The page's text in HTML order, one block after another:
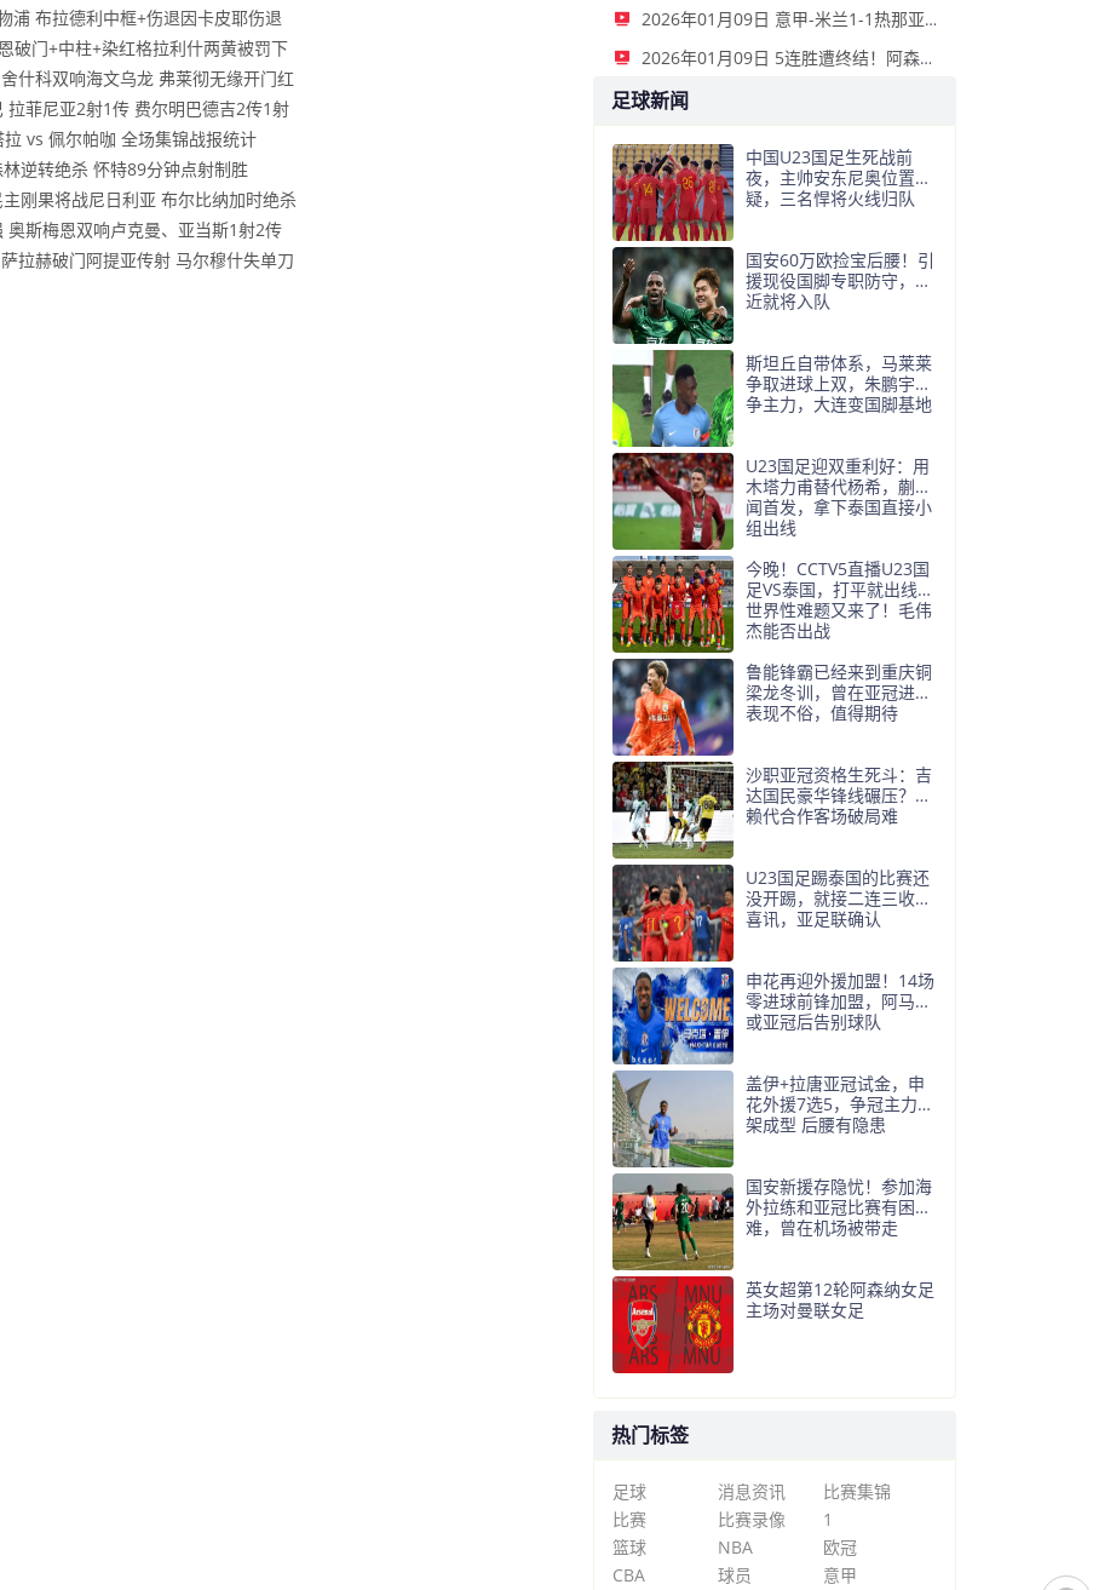
浦 布拉德利中框+伤退因卡皮耶伤退
破门+中柱+染红格拉利什两黄被罚下
什科双响海文乌龙 弗莱彻无缘开门红
菲尼亚2射1传 费尔明巴德吉2传1射
vs 佩尔帕咖 全场集锦战报统计
逆转绝杀 怀特89分钟点射制胜
刚果将战尼日利亚 布尔比纳加时绝杀
斯梅恩双响卢克曼、亚当斯1射2传
拉赫破门阿提亚传射 马尔穆什失单刀
2026年01月09日 意甲-米兰1-1热那亚落后榜首3分 莱奥补时绝平普利西奇进球被吹
2026年01月09日 5连胜遭终结！阿森纳0-0利物浦 布拉德利中框+伤退因卡皮耶伤退
足球新闻
中国U23国足生死战前
夜，主帅安东尼奥位置悬
疑，三名悍将火线归队
国安60万欧捡宝后腰！引
援现役国脚专职防守，最
近就将入队
斯坦丘自带体系，马莱莱
争取进球上双，朱鹏宇竞
争主力，大连变国脚基地
U23国足迎双重利好：用
木塔力甫替代杨希，蒯纪
闻首发，拿下泰国直接小
组出线
今晚！CCTV5直播U23国
足VS泰国，打平就出线的
世界性难题又来了！毛伟
杰能否出战
鲁能锋霸已经来到重庆铜
梁龙冬训，曾在亚冠进球
表现不俗，值得期待
沙职亚冠资格生死斗：吉
达国民豪华锋线碾压？布
赖代合作客场破局难
U23国足踢泰国的比赛还
没开踢，就接二连三收到
喜讯，亚足联确认
申花再迎外援加盟！14场
零进球前锋加盟，阿马杜
或亚冠后告别球队
盖伊+拉唐亚冠试金，申
花外援7选5，争冠主力框
架成型 后腰有隐患
国安新援存隐忧！参加海
外拉练和亚冠比赛有困
难，曾在机场被带走
英女超第12轮阿森纳女足
主场对曼联女足
热门标签
足球 消息资讯
比赛集锦
比赛
比赛录像
1
篮球
NBA
欧冠
CBA
球员 意甲